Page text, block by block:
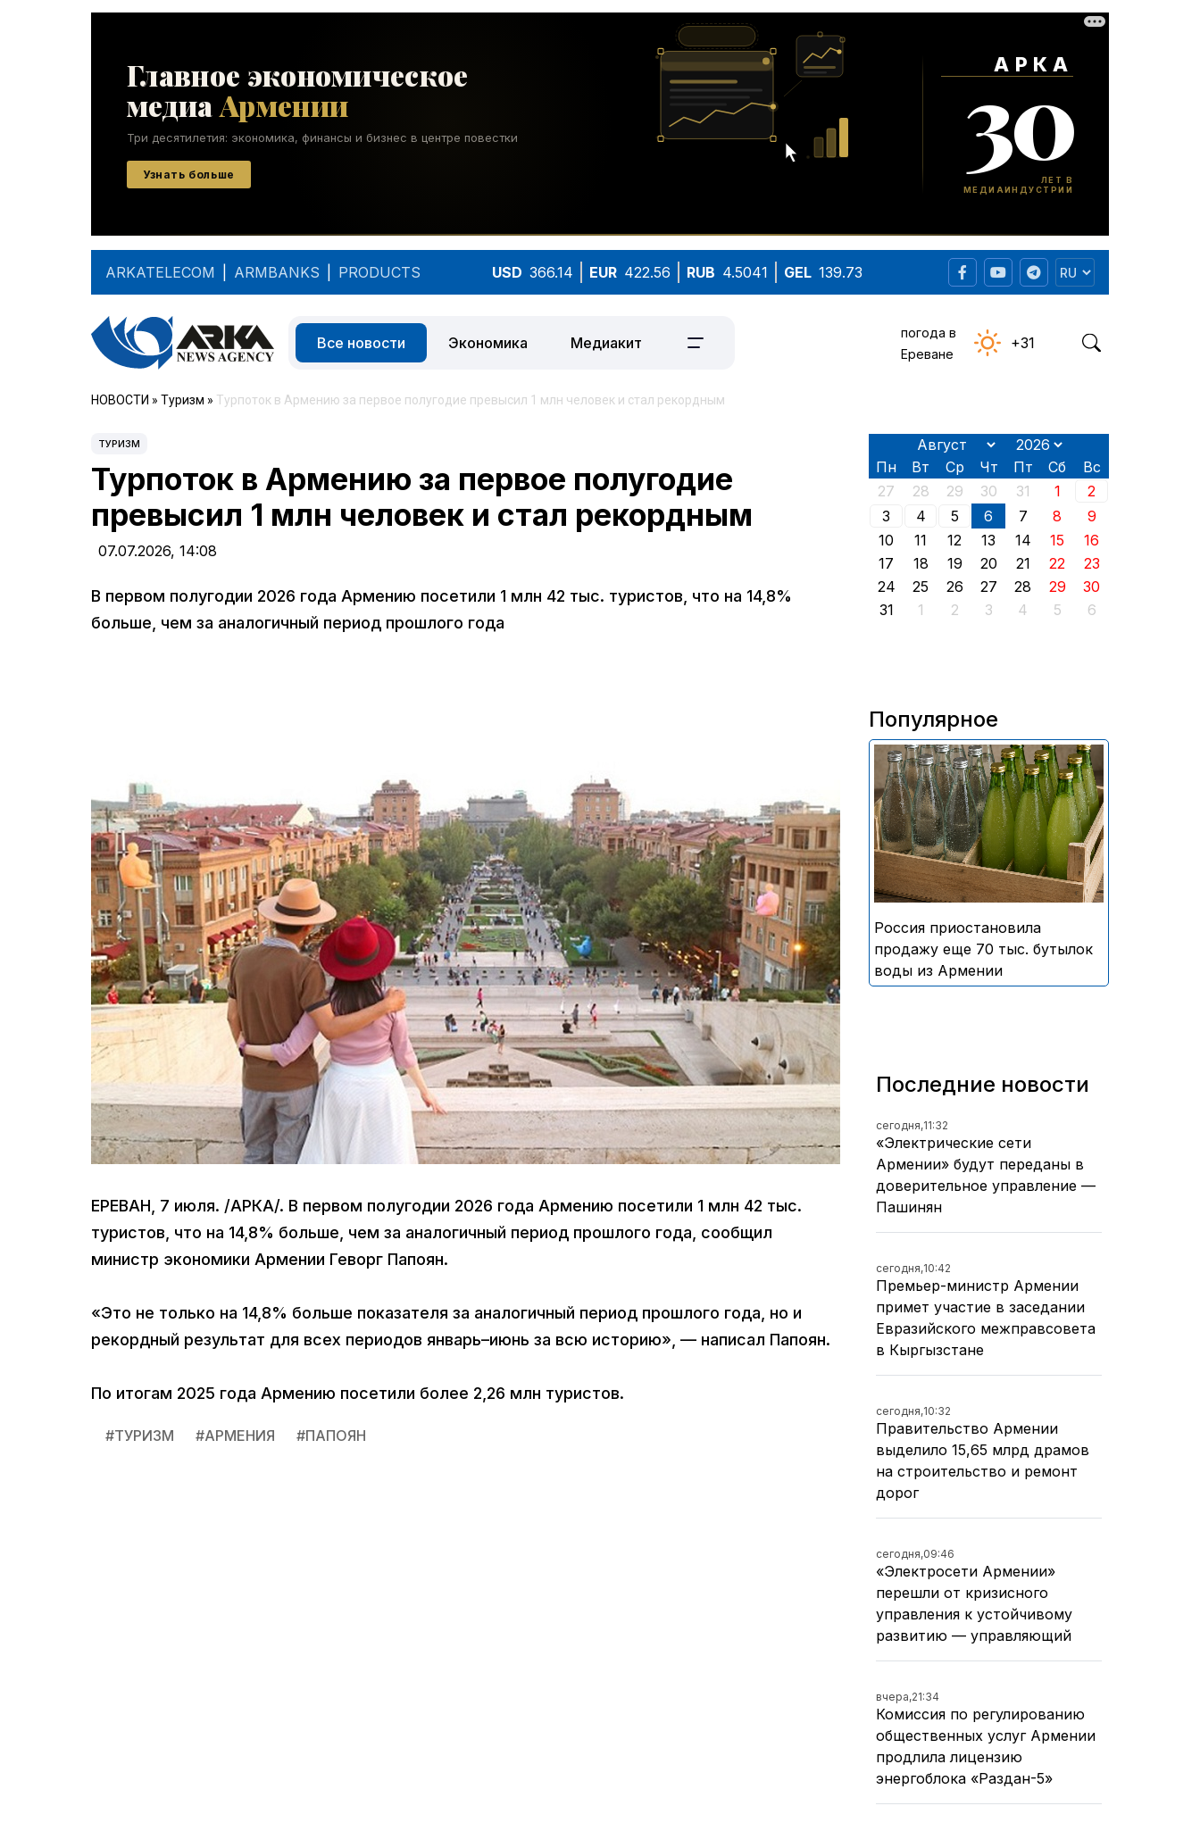
ARKATELECOM ARMBANKS PRODUCTS USD 366.14 EUR 422.56 RUB 4.5041 GEL 139.73
Все новости Экономика Медиакит
погода в
Ереване
+31
НОВОСТИ » Туризм » Турпоток в Армению за первое полугодие превысил 1 млн человек и стал рекордным
ТУРИЗМ
Турпоток в Армению за первое полугодие
превысил 1 млн человек и стал рекордным
07.07.2026, 14:08
В первом полугодии 2026 года Армению посетили 1 млн 42 тыс. туристов, что на 14,8%
больше, чем за аналогичный период прошлого года
ЕРЕВАН, 7 июля. /АРКА/. В первом полугодии 2026 года Армению посетили 1 млн 42 тыс.
туристов, что на 14,8% больше, чем за аналогичный период прошлого года, сообщил
министр экономики Армении Геворг Папоян.
«Это не только на 14,8% больше показателя за аналогичный период прошлого года, но и
рекордный результат для всех периодов январь–июнь за всю историю», — написал Папоян.
По итогам 2025 года Армению посетили более 2,26 млн туристов.
#ТУРИЗМ #АРМЕНИЯ #ПАПОЯН
Пн Вт Ср Чт Пт Сб
Вс
27
28 29 30 31 1
2
3
4 5 6 7 8
9
10
11 12 13 14 15
16
17
18 19 20 21 22
23
24
25 26 27 28 29
30
31
1 2 3 4 5 6
Популярное
В России приостановили
продажу более 70 тыс.
бутылок питьевой воды и
безалкогольных напитков
армянского производства
Россия приостановила
продажу еще 70 тыс. бутылок
воды из Армении
Последние новости
сегодня,11:32
«Электрические сети
Армении» будут переданы в
доверительное управление —
Пашинян
сегодня,10:42
Премьер-министр Армении
примет участие в заседании
Евразийского межправсовета
в Кыргызстане
сегодня,10:32
Правительство Армении
выделило 15,65 млрд драмов
на строительство и ремонт
дорог
сегодня,09:46
«Электросети Армении»
перешли от кризисного
управления к устойчивому
развитию — управляющий
вчера,21:34
Комиссия по регулированию
общественных услуг Армении
продлила лицензию
энергоблока «Раздан-5»